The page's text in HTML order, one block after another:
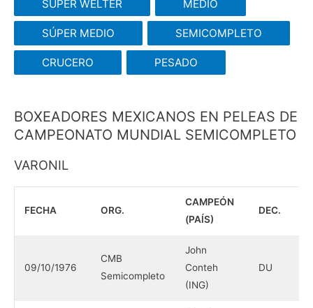
SÚPER WELTER MEDIO
SÚPER MEDIO SEMICOMPLETO
CRUCERO PESADO
BOXEADORES MEXICANOS EN PELEAS DE
CAMPEONATO MUNDIAL SEMICOMPLETO
VARONIL
FECHA ORG.
CAMPEÓN
(PAÍS)
DEC.
09/10/1976
CMB
Semicompleto
John
Conteh
(ING)
DU